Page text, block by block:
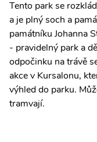
Tento park se
a je plný soch a
památníku Johanna
- pravidelný park a
odpočinku na trávě
akce v Kursalonu,
výhled do parku.
tramvají.